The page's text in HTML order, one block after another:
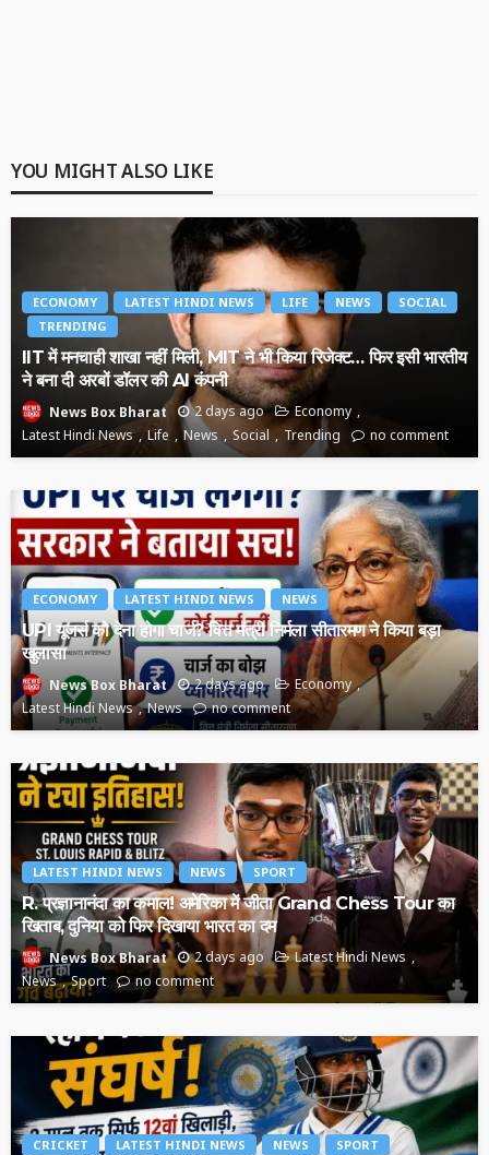
YOU MIGHT ALSO LIKE
ECONOMY LATEST HINDI NEWS LIFE NEWS
SOCIAL
TRENDING
IIT में मनचाही शाखा नहीं मिली, MIT ने भी किया रिजेक्ट… फिर इसी भारतीय
ने बना दी अरबों डॉलर की AI कंपनी
News Box Bharat 2 days ago
Economy
Latest Hindi News
Life News Social Trending no comment
ECONOMY LATEST HINDI NEWS NEWS
UPI यूजर्स को देना होगा चार्ज? वित्त मंत्री निर्मला सीतारमण ने किया बड़ा
खुलासा
News Box Bharat 2 days ago
Economy
Latest Hindi News
News no comment
LATEST HINDI NEWS NEWS SPORT
R. प्रज्ञानानंदा का कमाल! अमेरिका में जीता Grand Chess Tour का
खिताब, दुनिया को फिर दिखाया भारत का दम
News Box Bharat 2 days ago
Latest Hindi News
News
Sport no comment
CRICKET LATEST HINDI NEWS NEWS SPORT